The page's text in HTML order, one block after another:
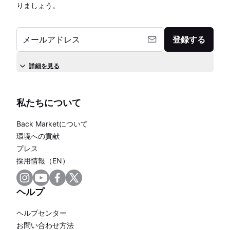
りましょう。
メールアドレス 登録する
詳細を見る
私たちについて
Back Marketについて
環境への貢献
プレス
採用情報（EN）
ヘルプ
ヘルプセンター
お問い合わせ方法